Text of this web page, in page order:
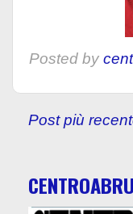
Posted by
Post più